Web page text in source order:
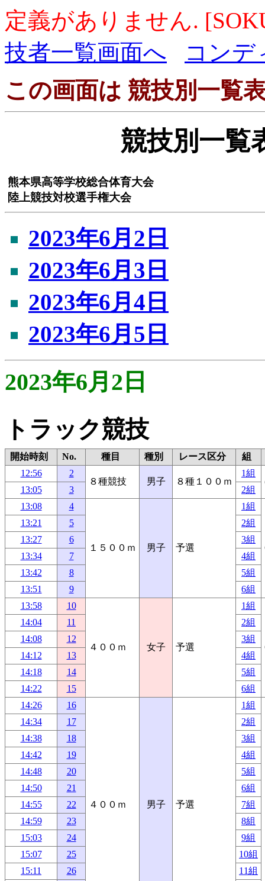
定義がありません.
技者一覧画面へ
コンデ
この画面は 競技別一覧
競技別一覧
熊本県高等学校総合体育大会
陸上競技対校選手権大会
2023年6月2日
2023年6月3日
2023年6月4日
2023年6月5日
2023年6月2日
トラック競技
開始時刻 No. 種目 種別 レース区分
組
12:56
2
８種競技
男子 ８種１００ｍ
1組
13:05
3
2組
13:08
4
１５００ｍ 男子 予選
1組
13:21 5
2組
13:27
6
3組
13:34
7
4組
13:42
8
5組
13:51
9
6組
13:58
10
４００ｍ 女子 予選
1組
14:04 11
2組
14:08
12
3組
14:12
13
4組
14:18
14
5組
14:22
15
6組
14:26
16
４００ｍ 男子 予選
1組
14:34 17
2組
14:38
18
3組
14:42
19
4組
14:48
20
5組
14:50
21
6組
14:55
22
7組
14:59
23
8組
15:03
24
9組
15:07
25
10組
15:11
26
11組